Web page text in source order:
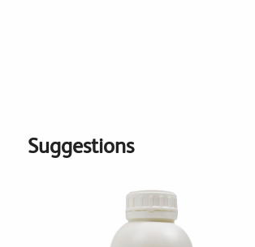
Suggestions